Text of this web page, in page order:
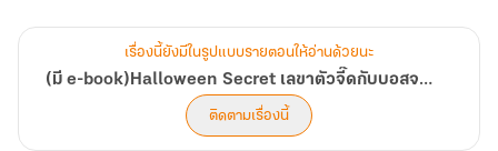
เรื่องนี้ยังมีในรูปแบบรายตอนให้อ่านด้วยนะ
(มี e-book)Halloween Secret เลขาตัวจี๊ดกับบอสจอมเนี๊ยบ"
ติดตามเรื่องนี้